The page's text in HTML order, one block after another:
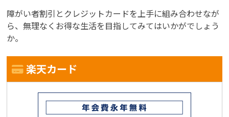
障がい者割引とクレジットカードを上手に組み合わせなが
ら、無理なくお得な生活を目指してみてはいかがでしょう
か。
楽天カード